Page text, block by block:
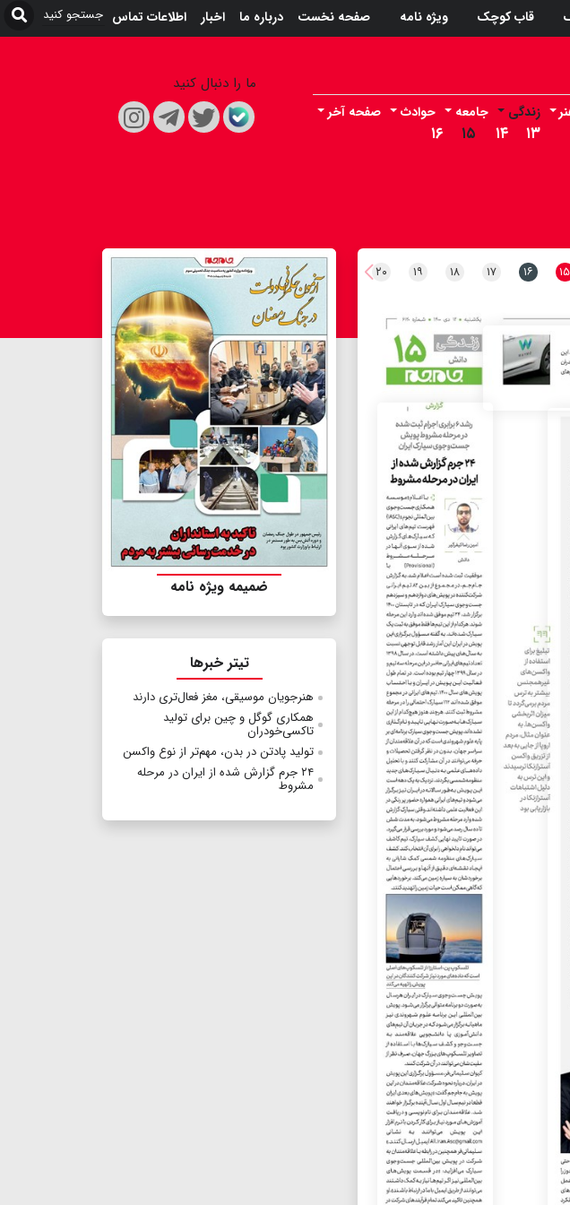
قاب کوچک ویژه نامه صفحه نخست درباره ما اخبار اطلاعات تماس
زندگی
۱۳ ۱۴ ۱۵ ۱۶
جامعه حوادث صفحه آخر
ما را دنبال کنید
۱۵ ۱۶ ۱۷ ۱۸ ۱۹ ۲۰
ضمیمه ویژه نامه
تیتر خبرها
هنرجویان موسیقی، مغز فعال‌تری دارند
همکاری گوگل و چین برای تولید
تاکسی‌خودران
تولید پادتن در بدن، مهم‌تر از نوع واکسن
۲۴ جرم گزارش شده از ایران در مرحله
مشروط